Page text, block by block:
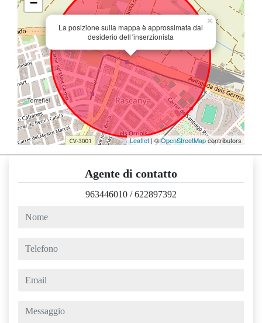
La posizione sulla mappa è approssimata dal
desiderio dell´inserzionista
×
Leaflet | ©OpenStreetMapcontributors
Agente di contatto
963446010 /622897392
nome
telefono
email
messaggio